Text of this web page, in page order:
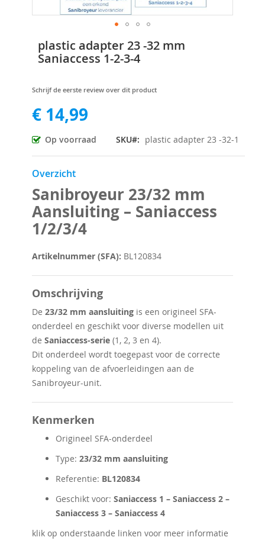
plastic adapter 23 -32 mm
Saniaccess 1-2-3-4
Schrijf de eerste review over dit product
€ 14,99
Op voorraad SKU plastic adapter 23 -32-1
Overzicht
Sanibroyeur 23/32 mm
Aansluiting – Saniaccess
1/2/3/4
Artikelnummer (SFA): BL120834
Omschrijving
De 23/32 mm aansluiting is een origineel SFA-
onderdeel en geschikt voor diverse modellen uit
de Saniaccess-serie (1, 2, 3 en 4).
Dit onderdeel wordt toegepast voor de correcte
koppeling van de afvoerleidingen aan de
Sanibroyeur-unit.
Kenmerken
Origineel SFA-onderdeel
Type: 23/32 mm aansluiting
Referentie: BL120834
Geschikt voor: Saniaccess 1 – Saniaccess 2 –
Saniaccess 3 – Saniaccess 4
klik op onderstaande linken voor meer informatie
naar
het
van
afbeeldingen-
gallerij